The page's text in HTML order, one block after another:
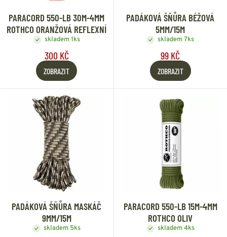
PARACORD 550-LB 30M-4MM
ROTHCO ORANŽOVÁ REFLEXNÍ
skladem 1ks
300 KČ
ZOBRAZIT
PADÁKOVÁ ŠŇŮRA BÉŽOVÁ
5MM/15M
skladem 7ks
99 KČ
ZOBRAZIT
PADÁKOVÁ ŠŇŮRA MASKÁČ
9MM/15M
skladem 5ks
PARACORD 550-LB 15M-4MM
ROTHCO OLIV
skladem 4ks